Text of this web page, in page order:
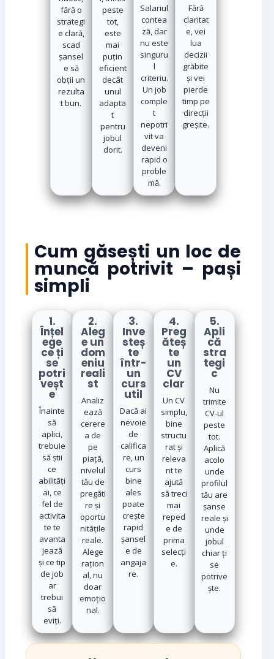
fără o
strategi
e clară,
scad
șansel
e să
obții un
rezulta
t bun.
peste
tot,
este
mai
puțin
eficient
decât
unul
adapta
t
pentru
jobul
dorit.
Salariul
contea
ză, dar
nu este
singuru
l
criteriu.
Un job
comple
t
nepotri
vit va
deveni
rapid o
proble
mă.
Fără
claritat
e, vei
lua
decizii
grăbite
și vei
pierde
timp pe
direcții
greșite.
Cum găsești un loc de
muncă potrivit – pași
simpli
1.
Înțel
ege
ce ți
se
potri
veșt
e
Înainte
să
aplici,
trebuie
să știi
ce
abilități
ai, ce
fel de
activita
te te
avanta
jează
și ce tip
de job
ar
trebui
să
eviți.
2.
Aleg
e un
dom
eniu
reali
st
Analiz
ează
cerere
a de
pe
piață,
nivelul
tău de
pregăti
re și
oportu
nitățile
reale.
Alege
rațion
al, nu
doar
emoțio
nal.
3.
Inve
steș
te
într-
un
curs
util
Dacă ai
nevoie
de
califica
re, un
curs
bine
ales
poate
crește
rapid
șansel
e de
angaja
re.
4.
Preg
ăteș
te
un
CV
clar
Un CV
simplu,
bine
structu
rat și
releva
nt te
ajută
să treci
mai
reped
e de
prima
selecți
e.
5.
Apli
că
stra
tegi
c
Nu
trimite
CV-ul
peste
tot.
Aplică
acolo
unde
profilul
tău are
șanse
reale și
unde
jobul
chiar ți
se
potrive
ște.